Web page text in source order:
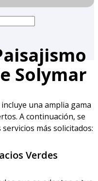
Solymar
una amplia gama
A continuación, se
más solicitados:
Verdes